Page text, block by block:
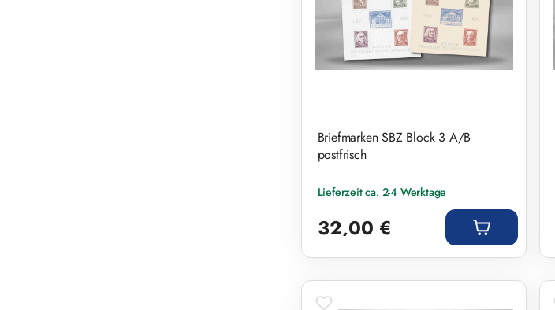
Briefmarken SBZ Block 3 A/B
postfrisch
Lieferzeit ca. 2-4 Werktage
32,00 €